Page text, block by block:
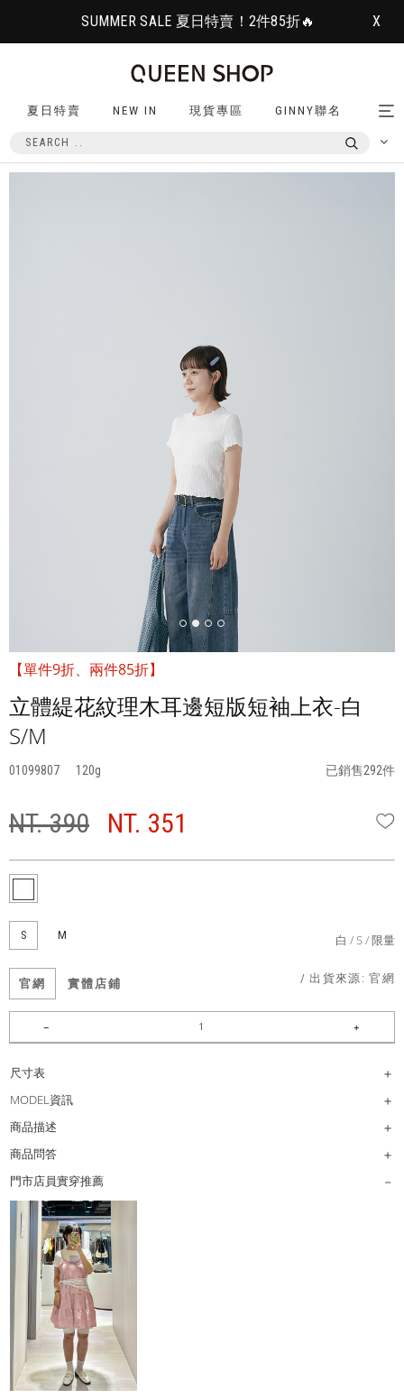
SUMMER SALE 夏日特賣！2件85折🔥 X
夏日特賣 NEW IN 現貨專區 GINNY聯名
【單件9折、兩件85折】
立體緹花紋理木耳邊短版短袖上衣-白
S/M
01099807 120 已銷售292件
NT. 390 NT. 351
S M 白 S 限量
官網 實體店鋪 / 出貨來源:官網
尺寸表
MODEL資訊
商品描述
商品問答
門市店員實穿推薦